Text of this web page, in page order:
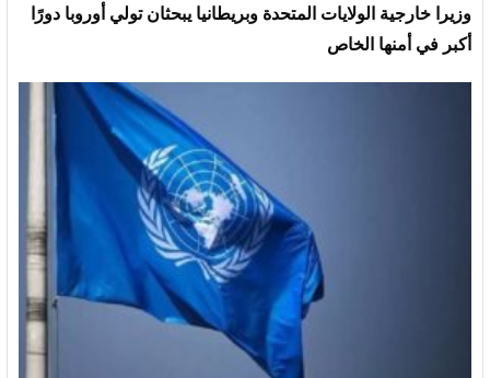
وزيرا خارجية الولايات المتحدة وبريطانيا يبحثان تولي أوروبا دورًا
أكبر في أمنها الخاص